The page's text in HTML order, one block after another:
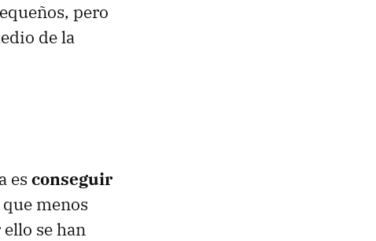
pero
de la
es conseguir
menos
se han